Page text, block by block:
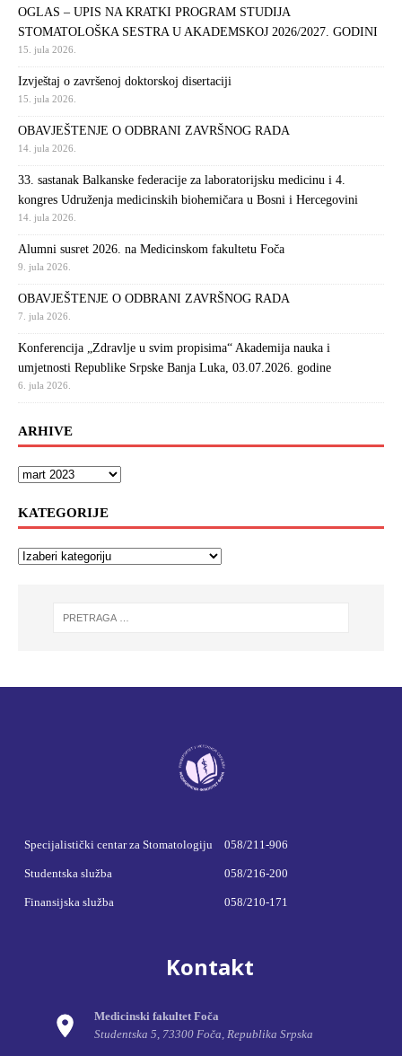
OGLAS – UPIS NA KRATKI PROGRAM STUDIJA
STOMATOLOŠKA SESTRA U AKADEMSKOJ 2026/2027. GODINI
15. jula 2026.
Izvještaj o završenoj doktorskoj disertaciji
15. jula 2026.
OBAVJEŠTENJE O ODBRANI ZAVRŠNOG RADA
14. jula 2026.
33. sastanak Balkanske federacije za laboratorijsku medicinu i 4.
kongres Udruženja medicinskih biohemičara u Bosni i Hercegovini
14. jula 2026.
Alumni susret 2026. na Medicinskom fakultetu Foča
9. jula 2026.
OBAVJEŠTENJE O ODBRANI ZAVRŠNOG RADA
7. jula 2026.
Konferencija „Zdravlje u svim propisima“ Akademija nauka i
umjetnosti Republike Srpske Banja Luka, 03.07.2026. godine
6. jula 2026.
ARHIVE
KATEGORIJE
Specijalistički centar za Stomatologiju 058/211-906
Studentska služba 058/216-200
Finansijska služba 058/210-171
Kontakt
Medicinski fakultet Foča
Studentska 5, 73300 Foča, Republika Srpska